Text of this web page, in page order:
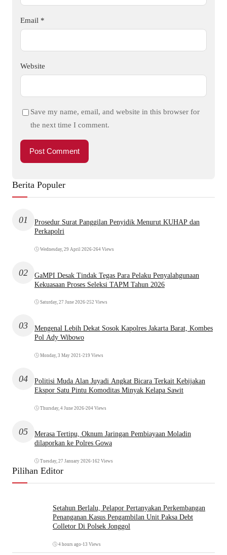
Email *
Website
Save my name, email, and website in this browser for
the next time I comment.
Berita Populer
01
Prosedur Surat Panggilan Penyidik Menurut KUHAP dan
Perkapolri
Wednesday, 29 April 2026•264 Views
02
GaMPI Desak Tindak Tegas Para Pelaku Penyalahgunaan
Kekuasaan Proses Seleksi TAPM Tahun 2026
Saturday, 27 June 2026•252 Views
03
Mengenal Lebih Dekat Sosok Kapolres Jakarta Barat, Kombes
Pol Ady Wibowo
Monday, 3 May 2021 •219 Views
04
Politisi Muda Alan Juyadi Angkat Bicara Terkait Kebijakan
Ekspor Satu Pintu Komoditas Minyak Kelapa Sawit
Thursday, 4 June 2026•204 Views
05
Merasa Tertipu, Oknum Jaringan Pembiayaan Moladin
dilaporkan ke Polres Gowa
Tuesday, 27 January 2026•162 Views
Pilihan Editor
Setahun Berlalu, Pelapor Pertanyakan Perkembangan
Penanganan Kasus Pengambilan Unit Paksa Debt
Colletor Di Polsek Jonggol
4 hours ago •13 Views